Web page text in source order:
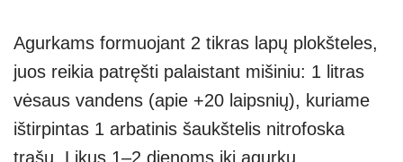
Agurkams formuojant 2 tikras lapų plokšteles,
juos reikia patręšti palaistant mišiniu: 1 litras
vėsaus vandens (apie +20 laipsnių), kuriame
ištirpintas 1 arbatinis šaukštelis nitrofoska
trąšų. Likus 1–2 dienoms iki agurkų